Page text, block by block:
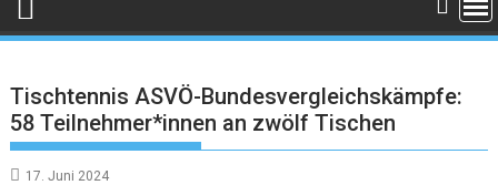
Tischtennis ASVÖ-Bundesvergleichskämpfe:
58 Teilnehmer*innen an zwölf Tischen
17. Juni 2024